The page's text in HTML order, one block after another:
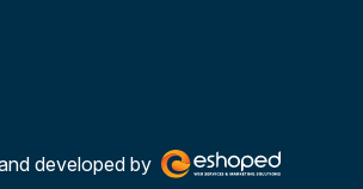
developed by